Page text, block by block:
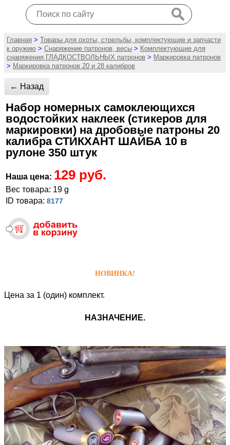
Главная > Товары для охоты, стрельбы, комплектующие и запчасти
к оружию > Снаряжение патронов, весы > Комплектующие для
снаряжения ГЛАДКОСТВОЛЬНЫХ патронов > Маркировка патронов
> Маркировка патронов 20 и 28 калибров
← Назад
Набор номерных самоклеющихся
водостойких наклеек (стикеров для
маркировки) на дробовые патроны 20
калибра СТИКХАНТ ШАЙБА 10 в
рулоне 350 штук
Наша цена: 129 руб.
Вес товара: 19 g
ID товара: 8177
НОВИНКА!
Цена за 1 (один) комплект.
НАЗНАЧЕНИЕ.